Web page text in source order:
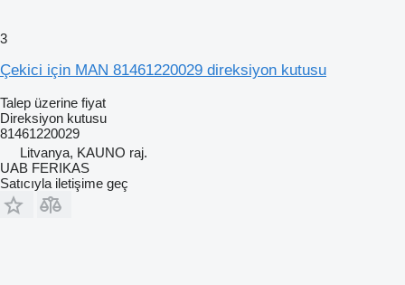
3
Çekici için MAN 81461220029 direksiyon kutusu
Talep üzerine fiyat
Direksiyon kutusu
81461220029
Litvanya, KAUNO raj.
UAB FERIKAS
Satıcıyla iletişime geç